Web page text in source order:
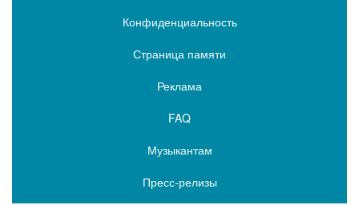
Конфиденциальность
Страница памяти
Реклама
FAQ
Музыкантам
Пресс-релизы